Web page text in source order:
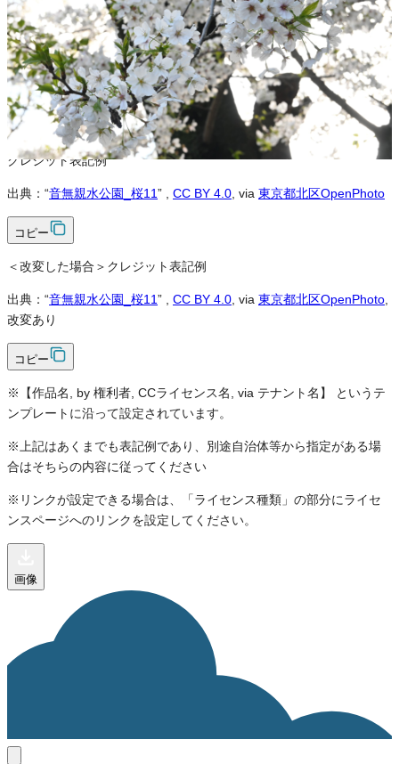
可
改変
可
クレジット表記
必須
クレジット表記例
出典：“音無親水公園_桜11” CC BY 4.0 , via 東京都北区OpenPhoto
コピー
＜改変した場合＞クレジット表記例
出典：“音無親水公園_桜11” CC BY 4.0 , via 東京都北区OpenPhoto
改変あり
コピー
※【作品名, by 権利者, CCライセンス名, via テナント名】 というテ
ンプレートに沿って設定されています。
※上記はあくまでも表記例であり、別途自治体等から指定がある場
合はそちらの内容に従ってください
※リンクが設定できる場合は、「ライセンス種類」の部分にライセ
ンスページへのリンクを設定してください。
画像